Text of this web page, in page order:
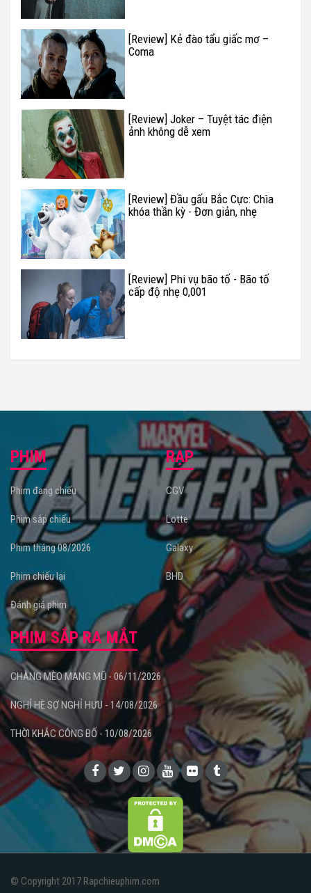
[Review] Kẻ đào tẩu giấc mơ –
Coma
[Review] Joker – Tuyệt tác điện
ảnh không dễ xem
[Review] Đầu gấu Bắc Cực: Chìa
khóa thần kỳ - Đơn giản, nhẹ
[Review] Phi vụ bão tố - Bão tố
cấp độ nhẹ 0,001
PHIM
Phim đang chiếu
Phim sắp chiếu
Phim tháng 08/2026
Phim chiếu lại
Đánh giá phim
RẠP
CGV
Lotte
Galaxy
BHD
PHIM SẮP RA MẮT
CHÀNG MÈO MANG MŨ - 06/11/2026
NGHỈ HÈ SỢ NGHỈ HƯU - 14/08/2026
THỜI KHẮC CÔNG BỐ - 10/08/2026
© Copyright 2017 Rapchieuphim.com